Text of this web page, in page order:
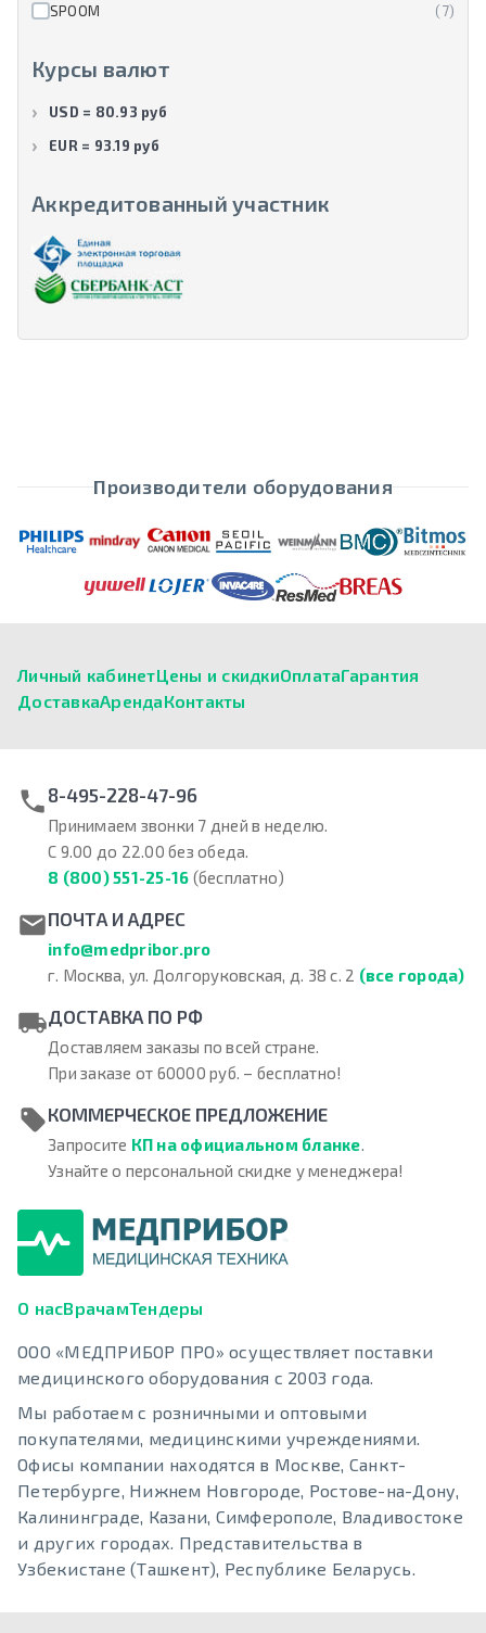
SPOOM (7)
Курсы валют
USD = 80.93 руб
EUR = 93.19 руб
Аккредитованный участник
Производители оборудования
Личный кабинетЦены и скидкиОплатаГарантия
ДоставкаАрендаКонтакты
8-495-228-47-96
Принимаем звонки 7 дней в неделю.
С 9.00 до 22.00 без обеда.
8 (800) 551-25-16 (бесплатно)
ПОЧТА И АДРЕС
info@medpribor.pro
г. Москва, ул. Долгоруковская, д. 38 с. 2 (все города)
ДОСТАВКА ПО РФ
Доставляем заказы по всей стране.
При заказе от 60000 руб. – бесплатно!
КОММЕРЧЕСКОЕ ПРЕДЛОЖЕНИЕ
Запросите КП на официальном бланке.
Узнайте о персональной скидке у менеджера!
О насВрачамТендеры
ООО «МЕДПРИБОР ПРО» осуществляет поставки
медицинского оборудования с 2003 года.
Мы работаем с розничными и оптовыми
покупателями, медицинскими учреждениями.
Офисы компании находятся в Москве, Санкт-
Петербурге, Нижнем Новгороде, Ростове-на-Дону,
Калининграде, Казани, Симферополе, Владивостоке
и других городах. Представительства в
Узбекистане (Ташкент), Республике Беларусь.